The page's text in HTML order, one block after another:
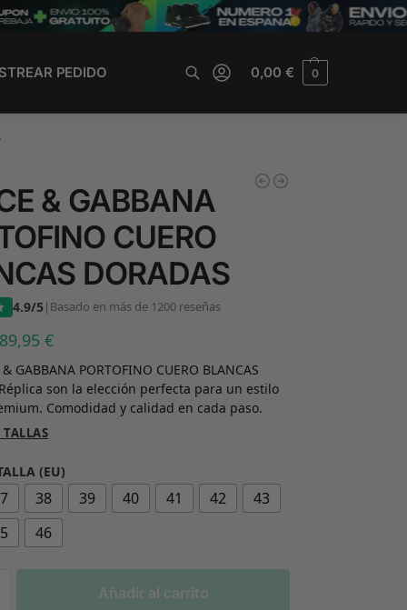
PEDIDO 0,00€ 0
& GABBANA
CUERO
DORADAS
4.9/5| Basado en más de 1200 reseñas
89,95€
GABBANA PORTOFINO CUERO BLANCAS
Réplica son la elección perfecta para un estilo
Comodidad y calidad en cada paso.
(EU)
38 39 40 41 42
43
46
Añadir al carrito